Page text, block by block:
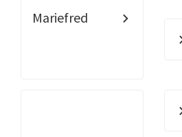
Mariefred